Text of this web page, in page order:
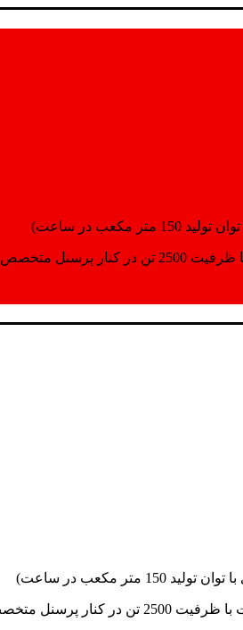
اماده مینمایند.
جهاد بتن با فضای کارگاهی و به کار گیری